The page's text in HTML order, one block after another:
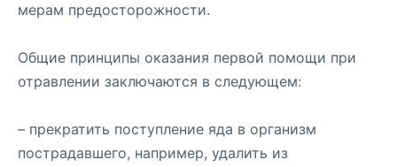
мерам предосторожности.
Общие принципы оказания первой помощи при
отравлении заключаются в следующем:
– прекратить поступление яда в организм
пострадавшего, например, удалить из